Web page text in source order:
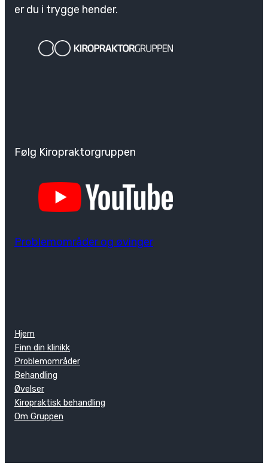
er du i trygge hender.
Følg Kiropraktorgruppen
Problemområder og øvinger
Hjem
Finn din klinikk
Problemområder
Behandling
Øvelser
Kiropraktisk behandling
Om Gruppen